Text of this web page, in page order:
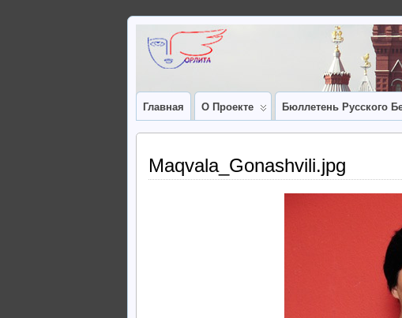
Главная О Проекте Бюллетень Русского
Maqvala_Gonashvili.jpg